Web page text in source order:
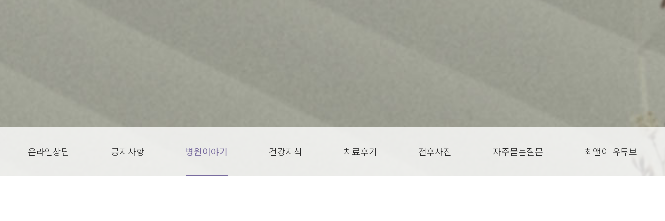
온라인상담 공지사항 병원이야기 건강지식 치료후기 전후사진 자주묻는질문 최앤이 유튜브